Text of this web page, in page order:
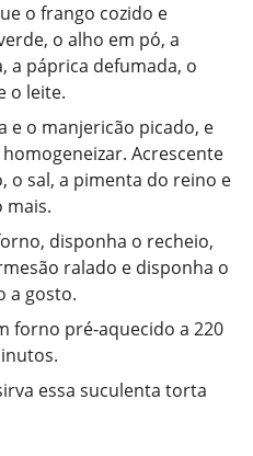
o frango cozido e
o alho em pó, a
a páprica defumada, o
o leite.
e o manjericão picado, e
Acrescente
o sal, a pimenta do reino e
mais.
disponha o recheio,
ralado e disponha o
a gosto.
forno pré-aquecido a 220
essa suculenta torta